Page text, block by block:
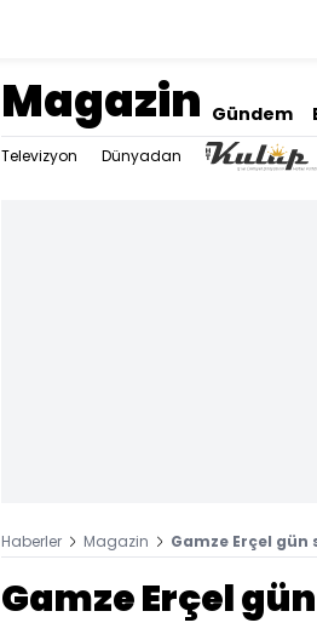
Magazin Gündem
Televizyon Dünyadan
Haberler Magazin Gamze Erçel gün
Gamze Erçel